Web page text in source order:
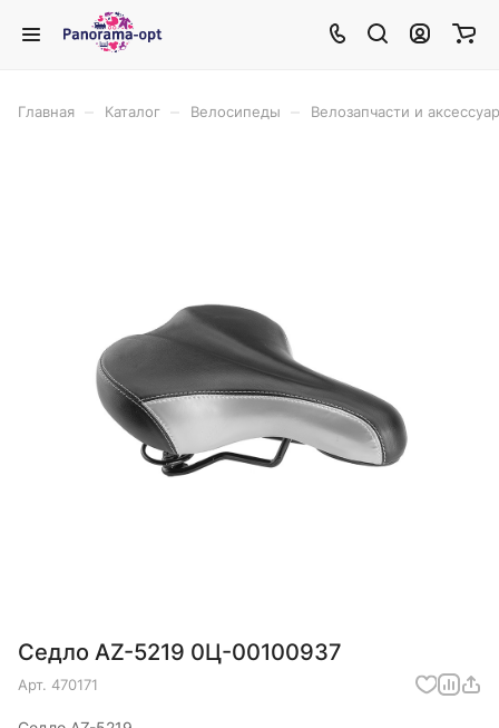
Главная Каталог Велосипеды Велозапчасти и
Седло AZ-5219 0Ц-00100937
Арт. 470171